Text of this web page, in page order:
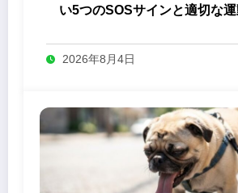
い5つのSOSサインと適切な
2026年8月4日